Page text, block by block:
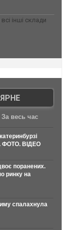
інші склади
За весь час
ФОТО. ВІДЕО
поранених.
ринку на
спалахнула